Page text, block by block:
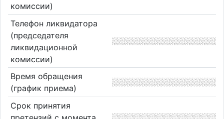
комиссии)
Телефон ликвидатора
(председателя
ликвидационной
комиссии)
Время обращения
(график приема)
Срок принятия